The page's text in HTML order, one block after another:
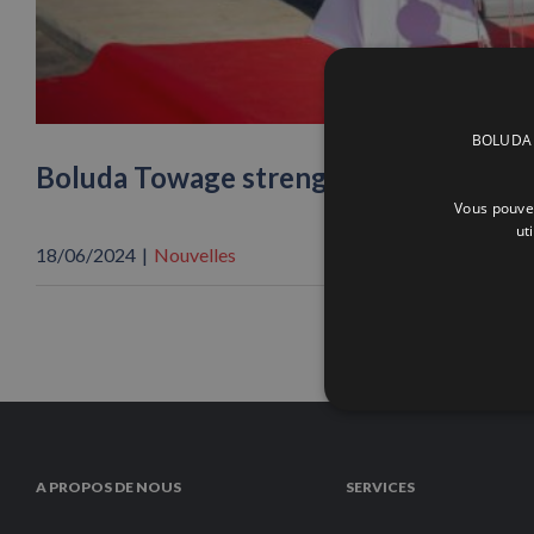
Boluda Towage strenghthens its fleet
18/06/2024 | Nouvelles
A PROPOS DE NOUS SERVICES
Vous